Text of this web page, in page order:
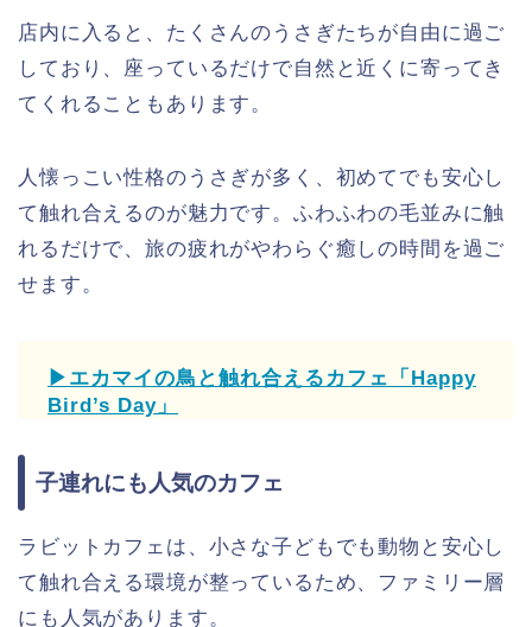
店内に入ると、たくさんのうさぎたちが自由に過ご
しており、座っているだけで自然と近くに寄ってき
てくれることもあります。
人懐っこい性格のうさぎが多く、初めてでも安心し
て触れ合えるのが魅力です。ふわふわの毛並みに触
れるだけで、旅の疲れがやわらぐ癒しの時間を過ご
せます。
▶エカマイの鳥と触れ合えるカフェ「Happy
Bird’s Day」
子連れにも人気のカフェ
ラビットカフェは、小さな子どもでも動物と安心し
て触れ合える環境が整っているため、ファミリー層
にも人気があります。